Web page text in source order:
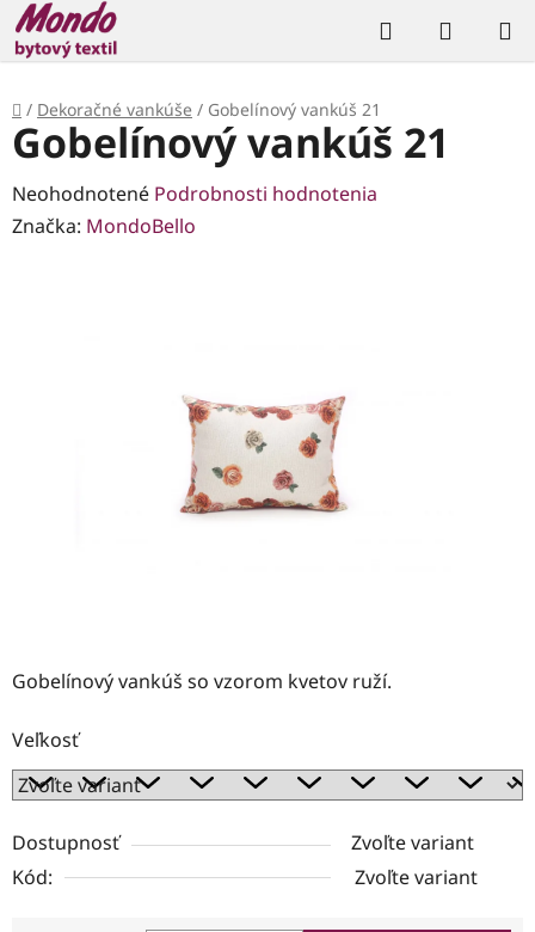
Prejsť
na
obsah
Hľadať
KOŠÍK
Domov
/ Dekoračné vankúše / Gobelínový vankúš 21
Gobelínový vankúš so vzorom kvetov ruží.
Veľkosť
Dostupnosť
Zvoľte variant
Kód:
Zvoľte variant
Gobelínový vankúš 21
Priemerné
hodnotenie
Neohodnotené Podrobnosti hodnotenia
Značka: MondoBello